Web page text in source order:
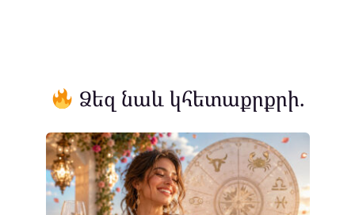
Ձեզ նաև կհետաքրքրի.